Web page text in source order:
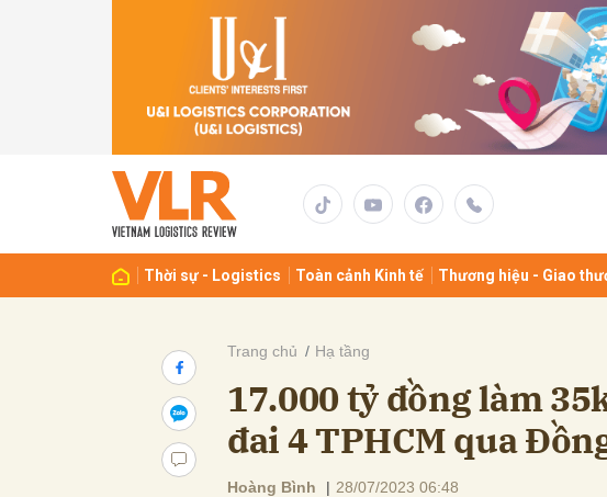
Thời sự - Logistics Toàn cảnh Kinh tế Thương hiệu - Giao
Trang chủ Hạ tầng
17.000 tỷ đồng làm
đai 4 TPHCM qua
Hoàng Bình | 28/07/2023 06:48
Gửi bình luận